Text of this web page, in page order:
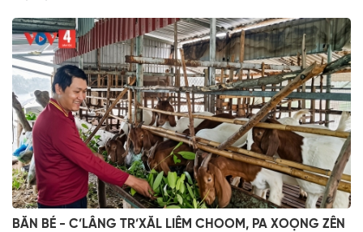
BĂN BÉ - C’LÂNG TR’XĂL LIÊM CHOOM, PA XOỌNG ZÊN